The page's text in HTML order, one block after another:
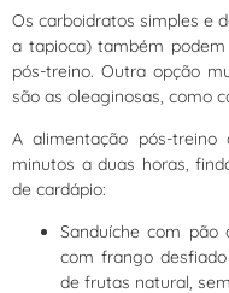
Os carboidratos simples e
a tapioca) também
pós-treino. Outra opção
são as oleaginosas, como
A alimentação pós-
minutos a duas horas,
de cardápio:
Sanduíche com
com frango
de frutas natural,